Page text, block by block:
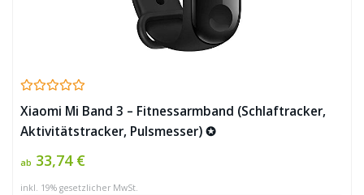
Xiaomi Mi Band 3 – Fitnessarmband (Schlaftracker,
Aktivitätstracker, Pulsmesser) ✪
ab 33,74 €
inkl. 19% gesetzlicher MwSt.